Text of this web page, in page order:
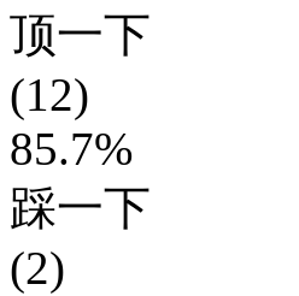
顶一下
(12)
85.7%
踩一下
(2)